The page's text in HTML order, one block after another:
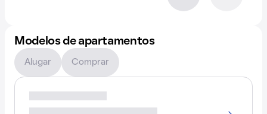
Modelos de apartamentos
Alugar Comprar